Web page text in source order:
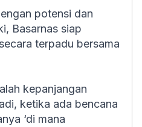
potensi dan
Basarnas siap
terpadu bersama
kepanjangan
ketika ada bencana
‘di mana